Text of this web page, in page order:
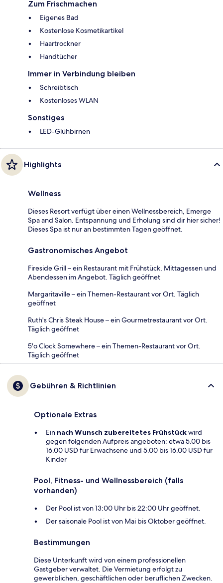
Zum Frischmachen
Eigenes Bad
Kostenlose Kosmetikartikel
Haartrockner
Handtücher
Immer in Verbindung bleiben
Schreibtisch
Kostenloses WLAN
Sonstiges
LED-Glühbirnen
Highlights
Wellness
Dieses Resort verfügt über einen Wellnessbereich, Emerge
Spa and Salon. Entspannung und Erholung sind dir hier sicher!
Dieses Spa ist nur an bestimmten Tagen geöffnet.
Gastronomisches Angebot
Fireside Grill – ein Restaurant mit Frühstück, Mittagessen und
Abendessen im Angebot. Täglich geöffnet
Margaritaville – ein Themen-Restaurant vor Ort. Täglich
geöffnet
Ruth's Chris Steak House – ein Gourmetrestaurant vor Ort.
Täglich geöffnet
5'o Clock Somewhere – ein Themen-Restaurant vor Ort.
Täglich geöffnet
Gebühren & Richtlinien
Optionale Extras
Ein nach Wunsch zubereitetes Frühstückwird
gegen folgenden Aufpreis angeboten: etwa 5.00 bis
16.00 USD für Erwachsene und 5.00 bis 16.00 USD für
Kinder
Pool, Fitness- und Wellnessbereich (falls
vorhanden)
Der Pool ist von 13:00 Uhr bis 22:00 Uhr geöffnet.
Der saisonale Pool ist von Mai bis Oktober geöffnet.
Bestimmungen
Diese Unterkunft wird von einem professionellen
Gastgeber verwaltet. Die Vermietung erfolgt zu
gewerblichen, geschäftlichen oder beruflichen Zwecken.